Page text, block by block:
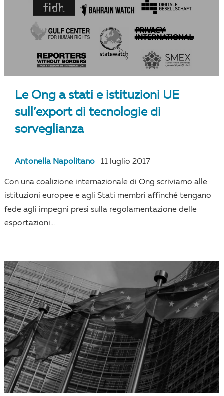
Le Ong a stati e istituzioni UE
sull’export di tecnologie di
sorveglianza
Antonella Napolitano 11 luglio 2017
Con una coalizione internazionale di Ong scriviamo alle
istituzioni europee e agli Stati membri affinché tengano
fede agli impegni presi sulla regolamentazione delle
esportazioni...